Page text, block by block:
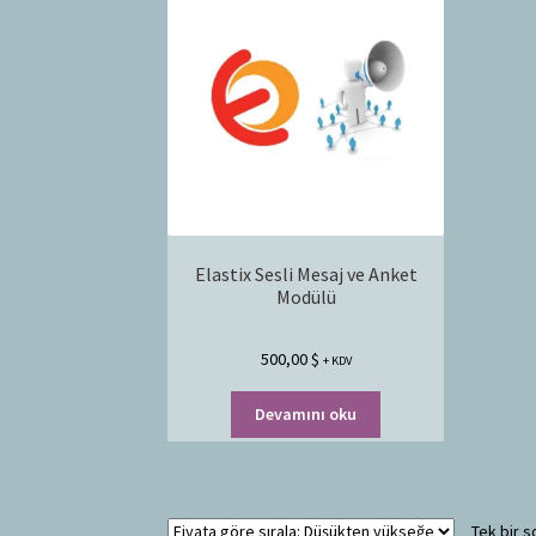
Elastix Sesli Mesaj ve Anket
Modülü
500,00$ + KDV
Devamını oku
Tek bir